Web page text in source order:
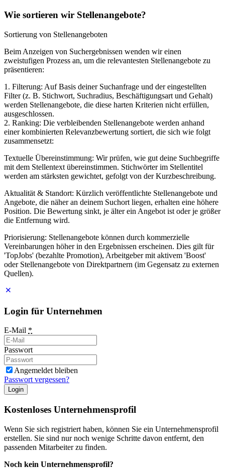
Wie sortieren wir Stellenangebote?
Sortierung von Stellenangeboten
Beim Anzeigen von Suchergebnissen wenden wir einen
zweistufigen Prozess an, um die relevantesten Stellenangebote zu
präsentieren:
1. Filterung: Auf Basis deiner Suchanfrage und der eingestellten
Filter (z. B. Stichwort, Suchradius, Beschäftigungsart und Gehalt)
werden Stellenangebote, die diese harten Kriterien nicht erfüllen,
ausgeschlossen.
2. Ranking: Die verbleibenden Stellenangebote werden anhand
einer kombinierten Relevanzbewertung sortiert, die sich wie folgt
zusammensetzt:
Textuelle Übereinstimmung: Wir prüfen, wie gut deine Suchbegriffe
mit dem Stellentext übereinstimmen. Stichwörter im Stellentitel
werden am stärksten gewichtet, gefolgt von der Kurzbeschreibung.
Aktualität & Standort: Kürzlich veröffentlichte Stellenangebote und
Angebote, die näher an deinem Suchort liegen, erhalten eine höhere
Position. Die Bewertung sinkt, je älter ein Angebot ist oder je größer
die Entfernung wird.
Priorisierung: Stellenangebote können durch kommerzielle
Vereinbarungen höher in den Ergebnissen erscheinen. Dies gilt für
'TopJobs' (bezahlte Promotion), Arbeitgeber mit aktivem 'Boost'
oder Stellenangebote von Direktpartnern (im Gegensatz zu externen
Quellen).
Login für Unternehmen
E-Mail *
Passwort
Angemeldet bleiben
Passwort vergessen?
Login
Kostenloses Unternehmensprofil
Wenn Sie sich registriert haben, können Sie ein Unternehmensprofil
erstellen. Sie sind nur noch wenige Schritte davon entfernt, den
passenden Mitarbeiter zu finden.
Noch kein Unternehmensprofil?